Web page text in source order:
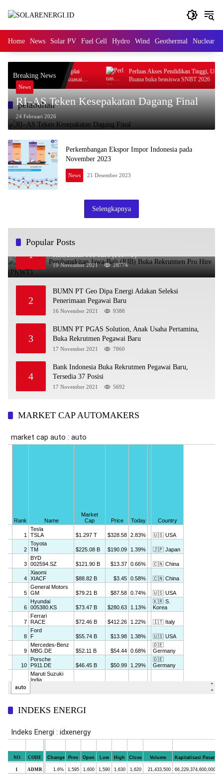
Home News Solar PV Fuel Cell Hydro Wind Geothermal Nuclear
Breaking News
Mayoritas Suplai
Minuman Halal Dikuasai
Perluas Akses Pendidikan Tinggi,
Buana buka beasiswa SNBT 2026
pelabuhan
News
RI–AS Teken Kesepakatan Dagang Final
24 Februari 2026
Perkembangan Ekspor Impor Indonesia pada
November 2023
News 21 Desember 2023
Selengkapnya
Popular Posts
1
BUMN PT Pembangkitan Jawa-Bali (PJB) Buka
Rekrutmen Pro Hire (PKWT)
19 November 2021 28774
2
BUMN PT Geo Dipa Energi Adakan Seleksi
Penerimaan Pegawai Baru
16 November 2021 9388
3
BUMN PT PGAS Solution, Anak Usaha Pertamina,
Buka Rekrutmen Pegawai Baru
17 November 2021 7860
4
Bank Indonesia Buka Rekrutmen Pegawai Baru,
Tersedia 37 Posisi
17 November 2021 5692
MARKET CAP AUTOMAKERS
INDEKS ENERGI